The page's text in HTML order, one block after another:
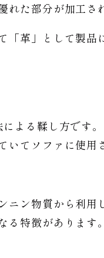
れた部分が加工
「革」として製品
よる鞣し方です。
いてソファに使
ン物質から利用
る特徴がありま